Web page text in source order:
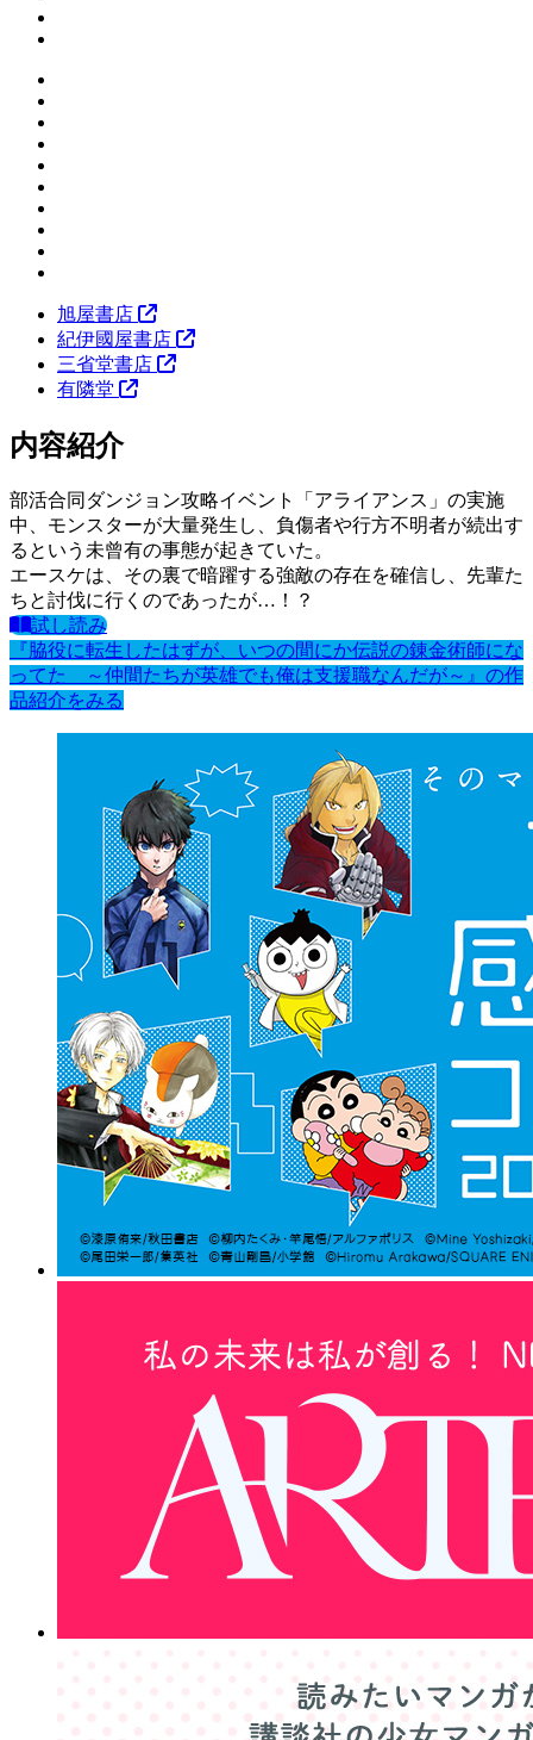
旭屋書店
紀伊國屋書店
三省堂書店
有隣堂
内容紹介
部活合同ダンジョン攻略イベント「アライアンス」の実施
中、モンスターが大量発生し、負傷者や行方不明者が続出す
るという未曾有の事態が起きていた。
エースケは、その裏で暗躍する強敵の存在を確信し、先輩た
ちと討伐に行くのであったが…！？
試し読み
『脇役に転生したはずが、いつの間にか伝説の錬金術師にな
ってた ～仲間たちが英雄でも俺は支援職なんだが～』の作
品紹介をみる